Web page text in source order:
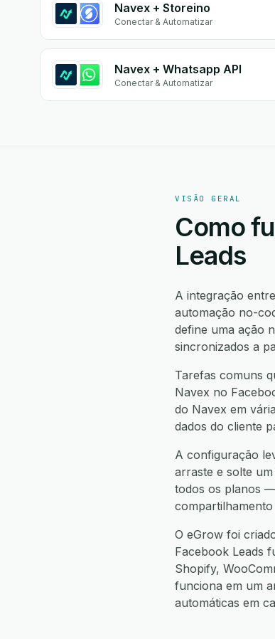
Navex + Storeino
Conectar & Automatizar
Navex + Whatsapp API
Conectar & Automatizar
VISÃO GERAL
Como
Leads
A integração
automação no-
define uma ação
sincronizados a
Tarefas comuns
Navex no
do Navex em
dados do cliente
A configuração
arraste e solte
todos os planos
compartilhamento
O eGrow foi
Facebook Leads
Shopify,
funciona em um
automáticas em